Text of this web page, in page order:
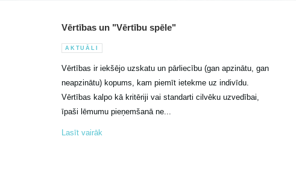
Vērtības un "Vērtību spēle"
AKTUĀLI
Vērtības ir iekšējo uzskatu un pārliecību (gan apzinātu, gan
neapzinātu) kopums, kam piemīt ietekme uz indivīdu.
Vērtības kalpo kā kritēriji vai standarti cilvēku uzvedībai,
īpaši lēmumu pieņemšanā ne...
Lasīt vairāk